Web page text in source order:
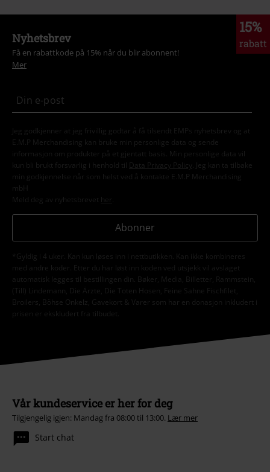
15%
rabatt
Nyhetsbrev
Få en rabattkode på 15% når du blir abonnent!
Mer
Jeg godkjenner at jeg frivillig godtar å få tilsendt EMPs nyhetsbrev og at
E.M.P Merchandising kan bruke min personlige data og sende
informasjon om produkter på et gjentatt basis. Min personlige data vil
kun bli brukt forsvarlig i henhold til
Data Privacy Policy
. Jeg kan ta tilbake
min godkjennelse når som helst ved å kontakte E.M.P Merchandising
mbH
Meld deg av nyhetsbrevet her
Abonner
*Gyldig i 4 uker. Kan kun løses inn i nettbutikken. Kan ikke kombineres
med andre koder. Etter du har løst inn koden ved utsjekk vil avslaget
automatisk legges til bestillingen din. Bøker, Media, Billetter, Rammstein,
(Till) Lindemann, Die Ärzte, Die Toten Hosen, Feine Sahne Fischfilet,
Broilers, Böhse Onkelz, Gavekort & Varer som har en donasjon inkludert i
prisen er ekskludert fra tilbudet.
Vår kundeservice er her for deg
Tilgjengelig igjen: Mandag fra 08:00 til 13:00. Lær mer
Start chat